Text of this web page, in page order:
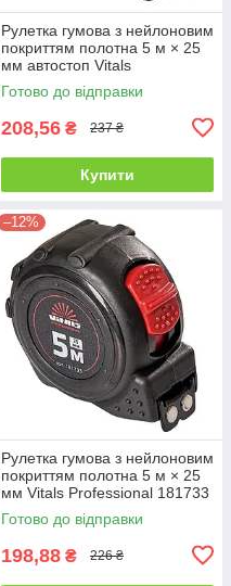
Рулетка гумова з нейлоновим
покриттям полотна 5 м × 25
мм автостоп Vitals
Professional 181736
Готово до відправки
208,56 ₴ 237 ₴
Купити
–12%
Рулетка гумова з нейлоновим
покриттям полотна 5 м × 25
мм Vitals Professional 181733
Готово до відправки
198,88 ₴ 226 ₴